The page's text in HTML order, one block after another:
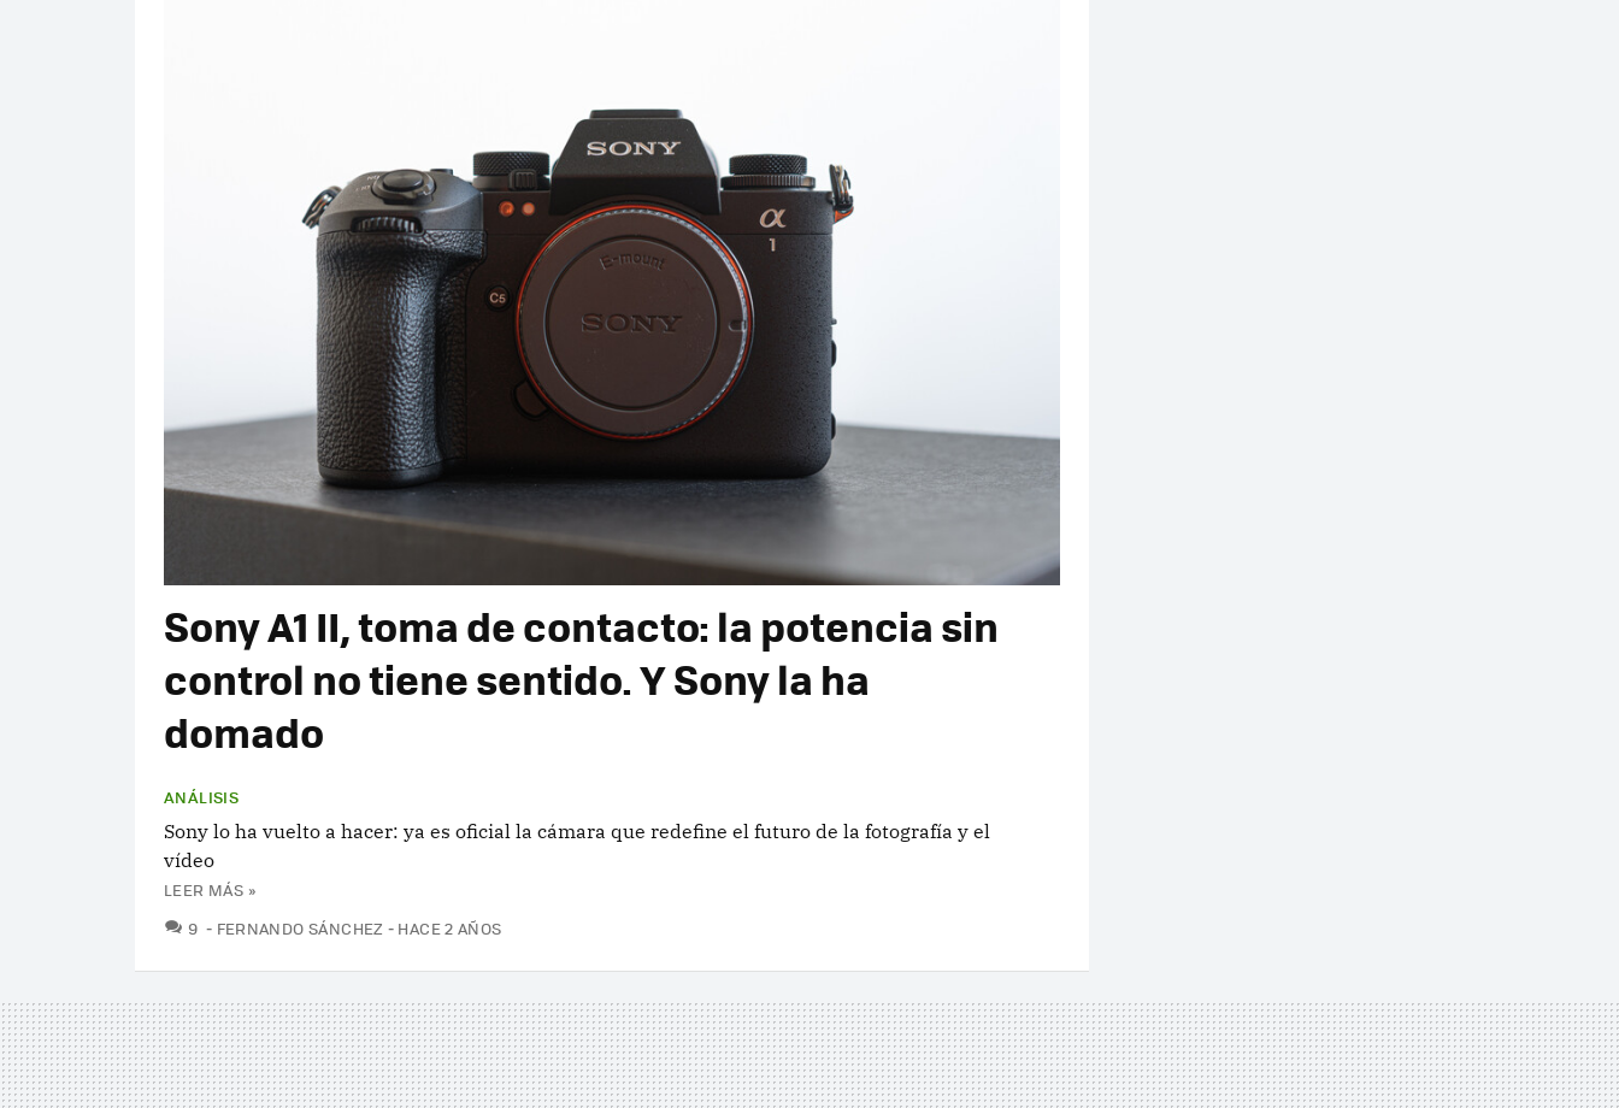
Sony A1 II, toma de contacto: la potencia sin
control no tiene sentido. Y Sony la ha
domado
ANÁLISIS
Sony lo ha vuelto a hacer: ya es oficial la cámara que redefine el futuro de la fotografía y el
vídeo
LEER MÁS »
9 COMENTARIOS
FERNANDO SÁNCHEZ HACE 2 AÑOS